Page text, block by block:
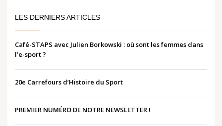
LES DERNIERS ARTICLES
Café-STAPS avec Julien Borkowski : où sont les femmes dans
l’e-sport ?
20e Carrefours d’Histoire du Sport
PREMIER NUMÉRO DE NOTRE NEWSLETTER !